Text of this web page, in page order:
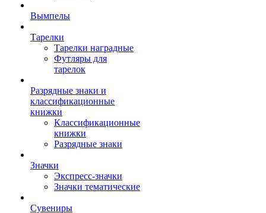
Вымпелы
Тарелки
Тарелки наградные
Футляры для
тарелок
Разрядные знаки и
классификационные
книжки
Классификационные
книжки
Разрядные знаки
Значки
Экспресс-значки
Значки тематические
Сувениры